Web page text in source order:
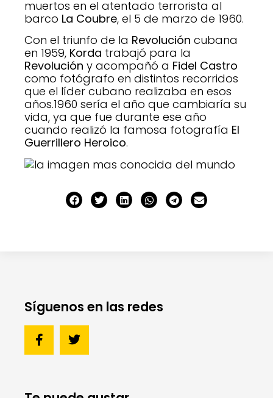
muertos en el atentado terrorista al
barco La Coubre, el 5 de marzo de 1960.
Con el triunfo de la Revolución cubana
en 1959, Korda trabajó para la
Revolución y acompañó a Fidel Castro
como fotógrafo en distintos recorridos
que el líder cubano realizaba en esos
años.1960 sería el año que cambiaría su
vida, ya que fue durante ese año
cuando realizó la famosa fotografía El
Guerrillero Heroico.
Síguenos en las redes